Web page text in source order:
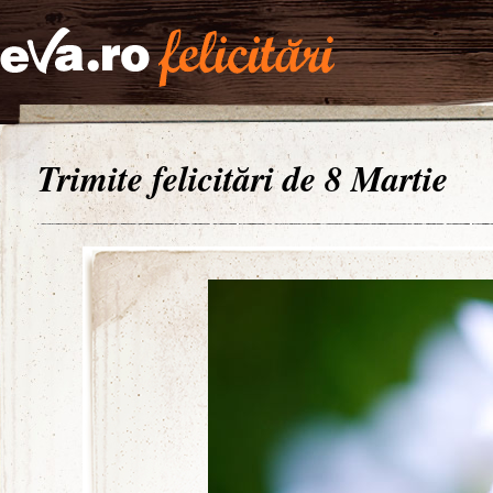
Trimite felicitări de 8 Martie